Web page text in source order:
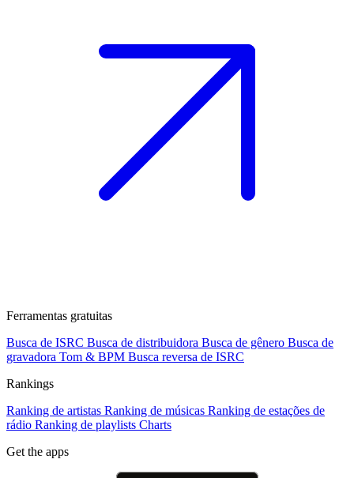
Ferramentas gratuitas
Busca de ISRC Busca de distribuidora Busca de gênero Busca de
gravadora Tom & BPM Busca reversa de ISRC
Rankings
Ranking de artistas Ranking de músicas Ranking de estações de
rádio Ranking de playlists Charts
Get the apps